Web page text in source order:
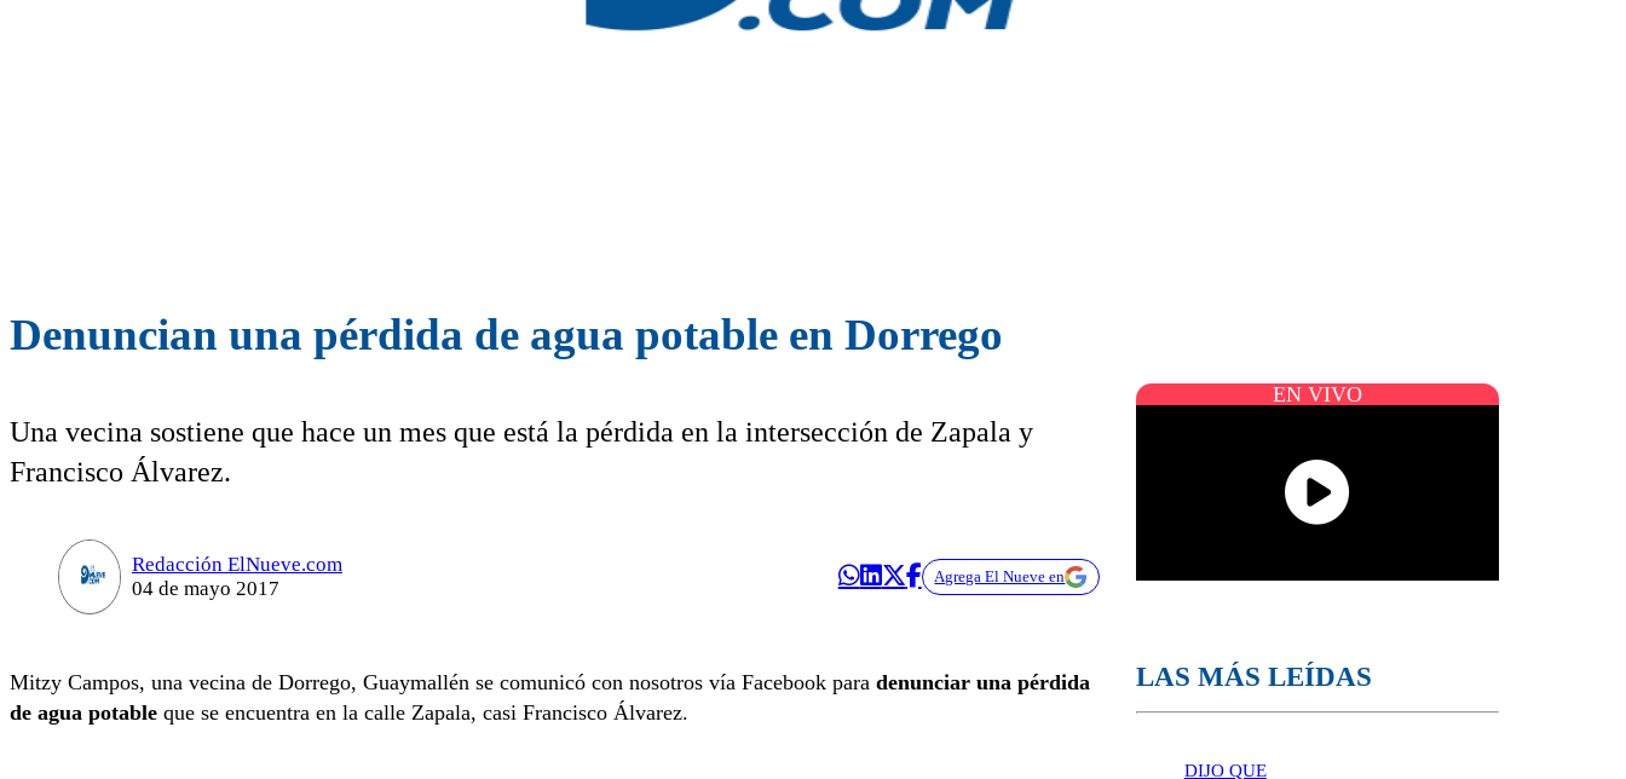
Denuncian una pérdida de agua potable en Dorrego
Una vecina sostiene que hace un mes que está la pérdida en la intersección de Zapala y
Francisco Álvarez.
Redacción ElNueve.com
04 de mayo 2017
Agrega El Nueve en
Mitzy Campos, una vecina de Dorrego, Guaymallén se comunicó con nosotros vía Facebook para denunciar una pérdida
de agua potable que se encuentra en la calle Zapala, casi Francisco Álvarez.
EN VIVO
LAS MÁS LEÍDAS
DIJO QUE